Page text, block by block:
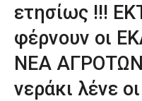
ετησίως !!!
φέρνουν οι
ΝΕΑ ΑΓΡΟΤΩΝ
νεράκι λένε